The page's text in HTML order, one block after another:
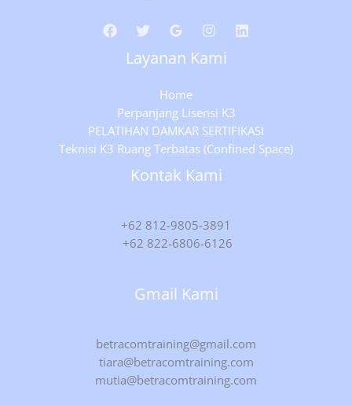
Layanan Kami
Home
Perpanjang Lisensi K3
PELATIHAN DAMKAR SERTIFIKASI
Teknisi K3 Ruang Terbatas (Confined Space)
Kontak Kami
+62 812-9805-3891
+62 822-6806-6126
Gmail Kami
betracomtraining@gmail.com
tiara@betracomtraining.com
mutia@betracomtraining.com